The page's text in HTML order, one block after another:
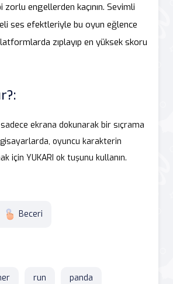
engellerden kaçının. Sevimli
ses efektleriyle bu oyun eğlence
zıplayıp en yüksek skoru
ekrana dokunarak bir sıçrama
oyuncu karakterin
için YUKARI ok tuşunu kullanın.
Beceri
run panda